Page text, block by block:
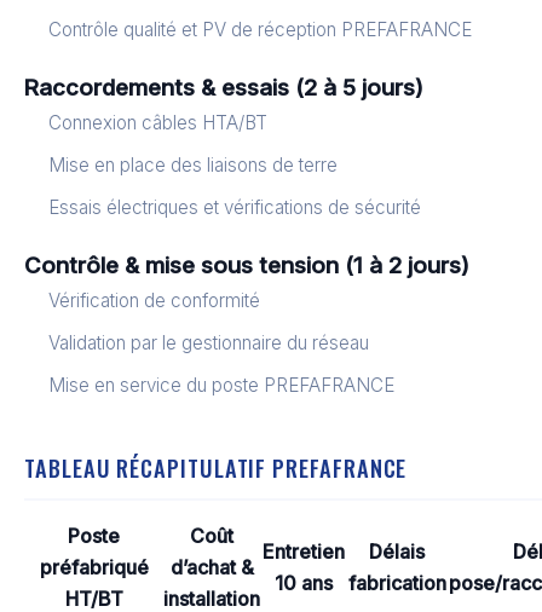
Contrôle qualité et PV de réception PREFAFRANCE
Raccordements & essais (2 à 5 jours)
Connexion câbles HTA/BT
Mise en place des liaisons de terre
Essais électriques et vérifications de sécurité
Contrôle & mise sous tension (1 à 2 jours)
Vérification de conformité
Validation par le gestionnaire du réseau
Mise en service du poste PREFAFRANCE
TABLEAU RÉCAPITULATIF PREFAFRANCE
Poste
préfabriqué
HT/BT
Coût
d’achat &
installation
Entretien
10 ans
Délais
fabricationpose/